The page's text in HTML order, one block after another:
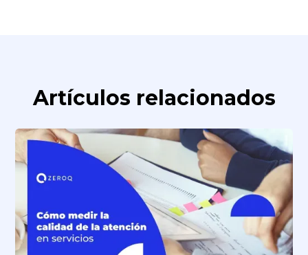
Artículos relacionados